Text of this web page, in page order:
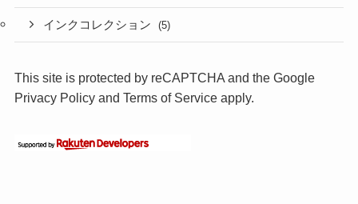
インクコレクション (5)
This site is protected by reCAPTCHA and the Google
Privacy Policyand Terms of Serviceapply.